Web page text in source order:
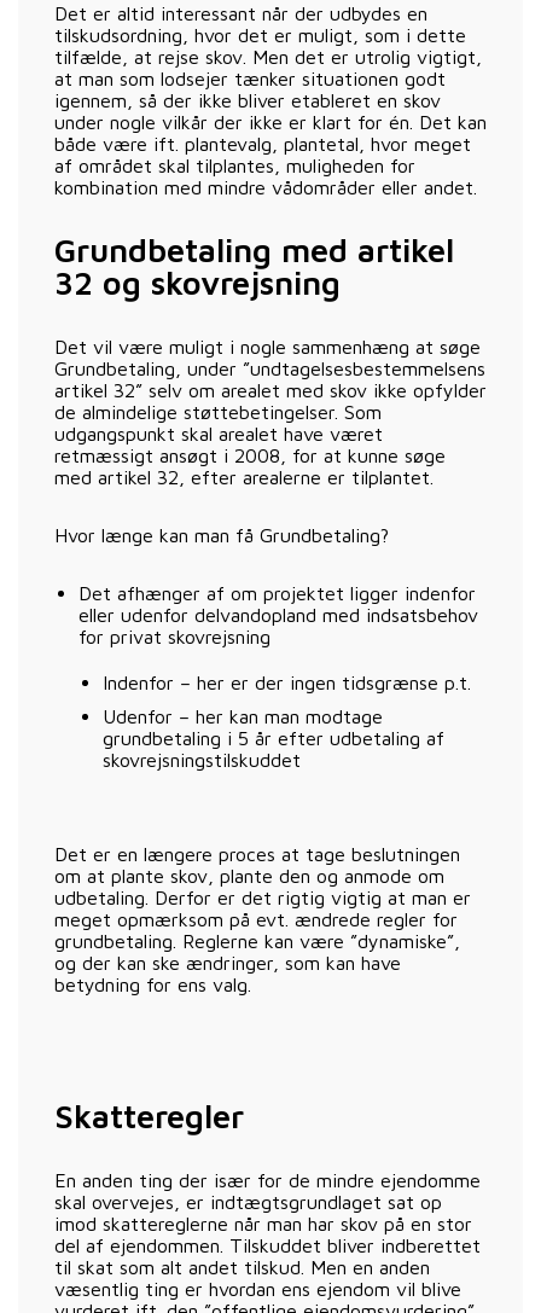
Det er altid interessant når der udbydes en
tilskudsordning, hvor det er muligt, som i dette
tilfælde, at rejse skov. Men det er utrolig vigtigt,
at man som lodsejer tænker situationen godt
igennem, så der ikke bliver etableret en skov
under nogle vilkår der ikke er klart for én. Det kan
både være ift. plantevalg, plantetal, hvor meget
af området skal tilplantes, muligheden for
kombination med mindre vådområder eller andet.
Grundbetaling med artikel
32 og skovrejsning
Det vil være muligt i nogle sammenhæng at søge
Grundbetaling, under ”undtagelsesbestemmelsens
artikel 32” selv om arealet med skov ikke opfylder
de almindelige støttebetingelser. Som
udgangspunkt skal arealet have været
retmæssigt ansøgt i 2008, for at kunne søge
med artikel 32, efter arealerne er tilplantet.
Hvor længe kan man få Grundbetaling?
Det afhænger af om projektet ligger indenfor
eller udenfor delvandopland med indsatsbehov
for privat skovrejsning
Indenfor – her er der ingen tidsgrænse p.t.
Udenfor – her kan man modtage
grundbetaling i 5 år efter udbetaling af
skovrejsningstilskuddet
Det er en længere proces at tage beslutningen
om at plante skov, plante den og anmode om
udbetaling. Derfor er det rigtig vigtig at man er
meget opmærksom på evt. ændrede regler for
grundbetaling. Reglerne kan være ”dynamiske”,
og der kan ske ændringer, som kan have
betydning for ens valg.
Skatteregler
En anden ting der især for de mindre ejendomme
skal overvejes, er indtægtsgrundlaget sat op
imod skattereglerne når man har skov på en stor
del af ejendommen. Tilskuddet bliver indberettet
til skat som alt andet tilskud. Men en anden
væsentlig ting er hvordan ens ejendom vil blive